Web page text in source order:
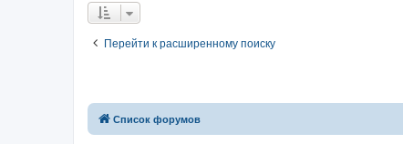
Перейти к расширенному поиску
Список форумов